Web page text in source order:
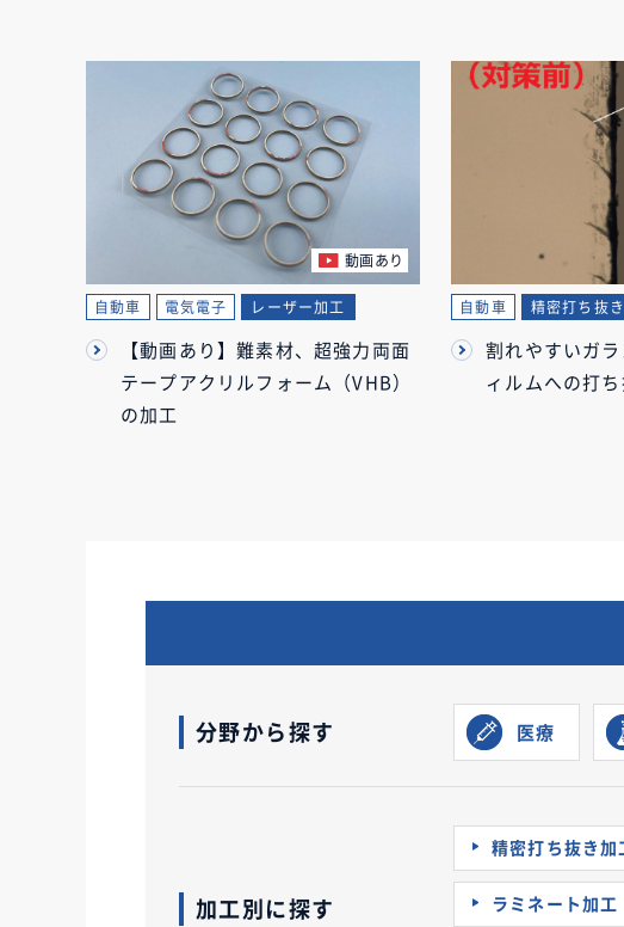
動画あり
自動車 電気電子 レーザー加工
【動画あり】難素材、超強力両面
テープアクリルフォーム（VHB）
の加工
自動車 精密打ち抜
割れやすいガ
ィルムへの打
分野から探す 医療
加工別に探す
精密打ち抜き加
ラミネート加工